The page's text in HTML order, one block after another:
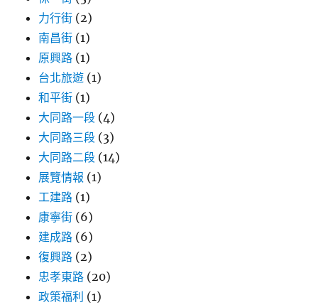
力行街 (2)
南昌街 (1)
原興路 (1)
台北旅遊 (1)
和平街 (1)
大同路一段 (4)
大同路三段 (3)
大同路二段 (14)
展覽情報 (1)
工建路 (1)
康寧街 (6)
建成路 (6)
復興路 (2)
忠孝東路 (20)
政策福利 (1)